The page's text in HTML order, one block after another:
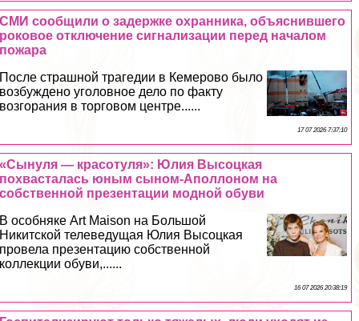
СМИ сообщили о задержке охранника, объяснившего
роковое отключение сигнализации перед началом
пожара
После страшной трагедии в Кемерово было
возбуждено уголовное дело по факту
возгорания в торговом центре......
17 07 2026 7:37:10
«Сынуля — красотуля»: Юлия Высоцкая
похвасталась юным сыном-Аполлоном на
собственной презентации модной обуви
В особняке Art Maison на Большой
Никитской телеведущая Юлия Высоцкая
провела презентацию собственной
коллекции обуви,......
16 07 2026 20:38:19